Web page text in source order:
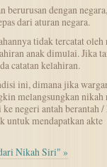
berurusan dengan negara,
dari aturan negara.
tidak tercatat oleh
anak dimulai. Jika
catatan kelahiran.
ini, dimana jika
melangsungkan nikah
negeri antah berantah
untuk mendapatkan akte
Nikah Siri" »